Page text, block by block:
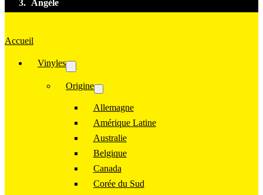
Angèle
Accueil
Vinyles
Origine
Allemagne
Amérique Latine
Australie
Belgique
Canada
Corée du Sud